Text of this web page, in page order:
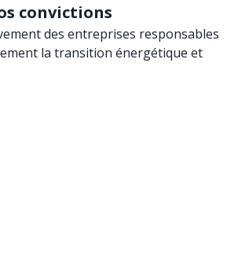
convictions
des entreprises responsables
la transition énergétique et